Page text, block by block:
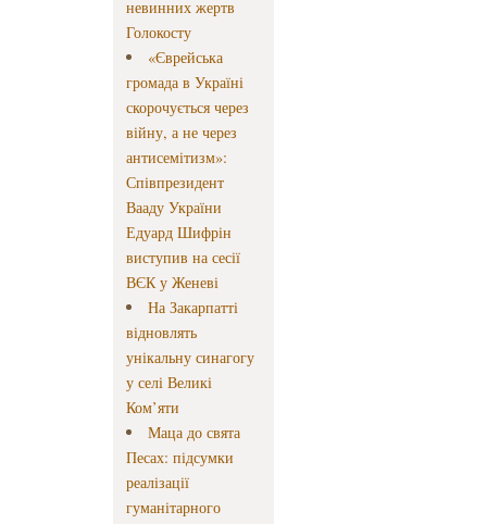
невинних жертв
Голокосту
«Єврейська
громада в Україні
скорочується через
війну, а не через
антисемітизм»:
Співпрезидент
Вааду України
Едуард Шифрін
виступив на сесії
ВЄК у Женеві
На Закарпатті
відновлять
унікальну синагогу
у селі Великі
Ком’яти
Маца до свята
Песах: підсумки
реалізації
гуманітарного